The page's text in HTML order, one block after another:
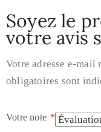
Soyez le
votre avis
Votre adresse e-mail
obligatoires sont
Votre note *